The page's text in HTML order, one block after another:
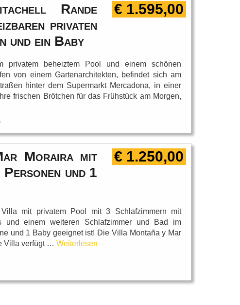
Rande
privaten
und ein Baby
€ 1.595,00
privatem beheiztem Pool und einem schönen
von einem Gartenarchitekten, befindet sich am
hinter dem Supermarkt Mercadona, in einer
frischen Brötchen für das Frühstück am Morgen,
Moraira mit
und 1
€ 1.250,00
mit privatem Pool mit 3 Schlafzimmern mit
und einem weiteren Schlafzimmer und Bad im
und 1 Baby geeignet ist! Die Villa Montaña y Mar
Villa verfügt … Weiterlesen